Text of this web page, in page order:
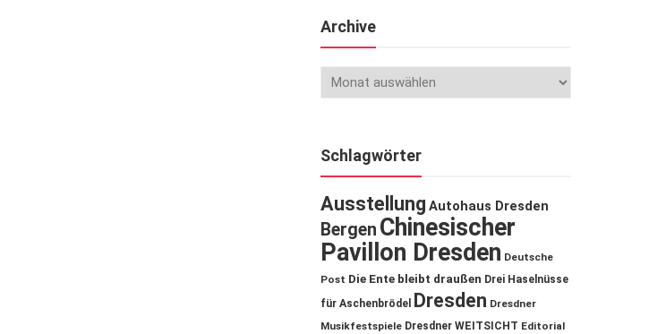
Archive
Schlagwörter
Ausstellung Autohaus Dresden
Bergen Chinesischer
Pavillon Dresden Deutsche
Post Die Ente bleibt draußen Drei Haselnüsse
für Aschenbrödel
Dresden Dresdner
Musikfestspiele Dresdner WEITSICHT Editorial